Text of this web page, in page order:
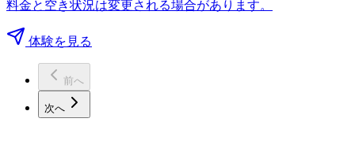
料金と空き状況は変更される場合があります。
体験を見る
前へ
次へ